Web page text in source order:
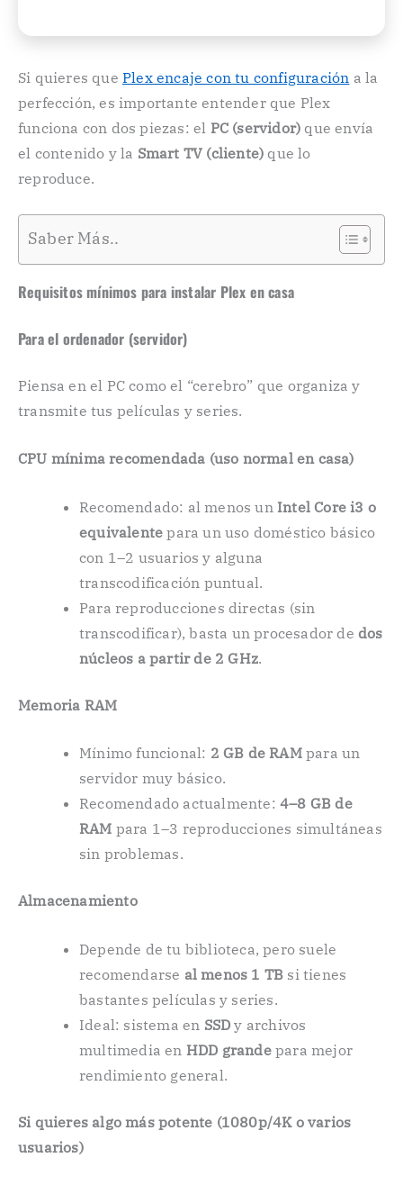
Si quieres que Plex encaje con tu configuración a la
perfección, es importante entender que Plex
funciona con dos piezas: el PC (servidor) que envía
el contenido y la Smart TV (cliente) que lo
reproduce.
Saber Más..
Requisitos mínimos para instalar Plex en casa
Para el ordenador (servidor)
Piensa en el PC como el “cerebro” que organiza y
transmite tus películas y series.
CPU mínima recomendada (uso normal en casa)
Recomendado: al menos un Intel Core i3 o
equivalente para un uso doméstico básico
con 1–2 usuarios y alguna
transcodificación puntual.
Para reproducciones directas (sin
transcodificar), basta un procesador de dos
núcleos a partir de 2 GHz.
Memoria RAM
Mínimo funcional: 2 GB de RAMpara un
servidor muy básico.
Recomendado actualmente: 4–8 GB de
RAM para 1–3 reproducciones simultáneas
sin problemas.
Almacenamiento
Depende de tu biblioteca, pero suele
recomendarse al menos 1 TB si tienes
bastantes películas y series.
Ideal: sistema en SSD y archivos
multimedia en HDD grandepara mejor
rendimiento general.
Si quieres algo más potente (1080p/4K o varios
usuarios)